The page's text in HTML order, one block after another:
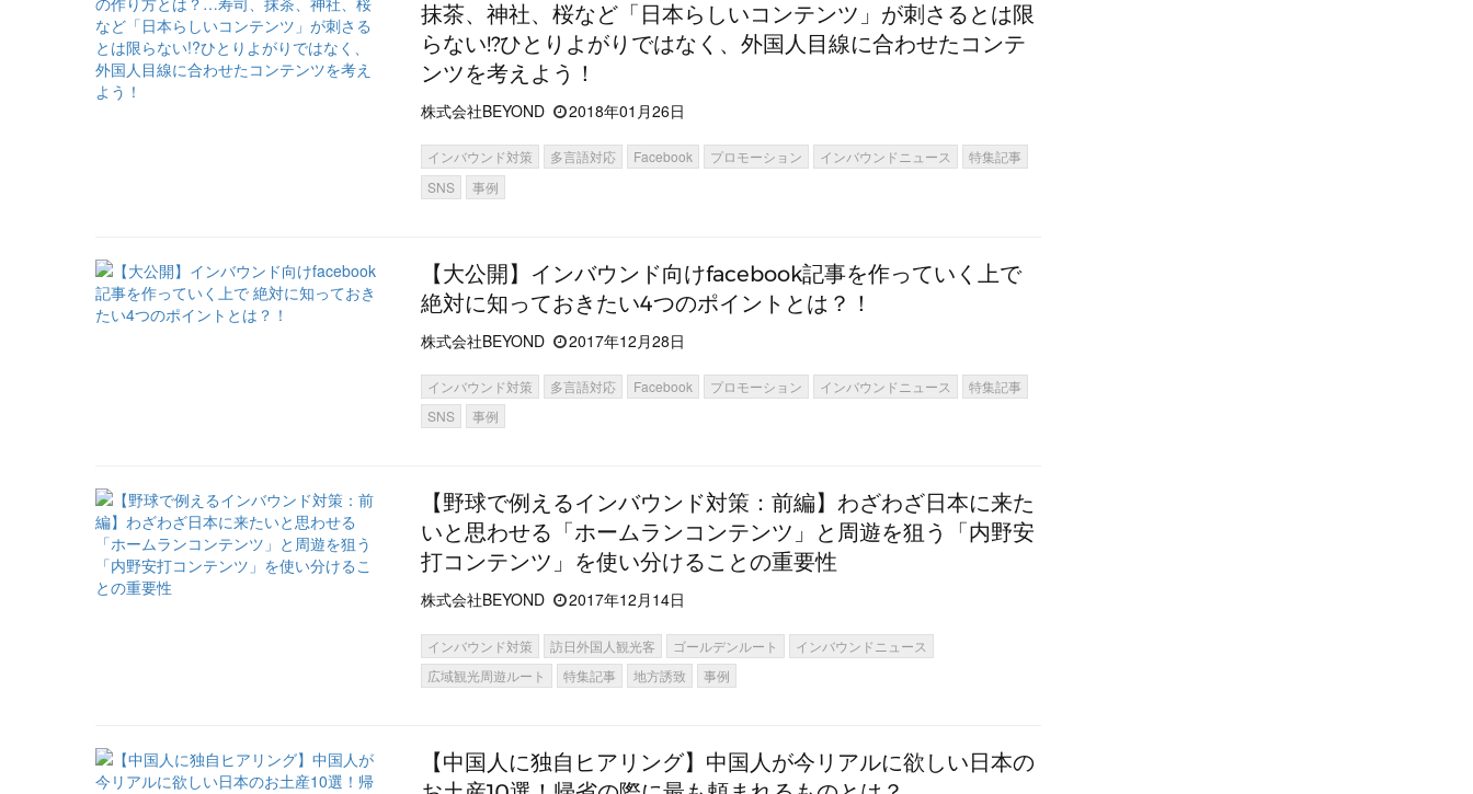
抹茶、神社、桜など「日本らしいコンテンツ」が刺さるとは限
らない!?ひとりよがりではなく、外国人目線に合わせたコンテ
ンツを考えよう！
株式会社BEYOND 2018年01月26日
インバウンド対策 多言語対応 Facebook プロモーション インバウンドニュース
特集記事
SNS
事例
【大公開】インバウンド向けfacebook記事を作っていく上で
絶対に知っておきたい4つのポイントとは？！
株式会社BEYOND 2017年12月28日
インバウンド対策 多言語対応 Facebook プロモーション インバウンドニュース
特集記事
SNS
事例
【野球で例えるインバウンド対策：前編】わざわざ日本に来た
いと思わせる「ホームランコンテンツ」と周遊を狙う「内野安
打コンテンツ」を使い分けることの重要性
株式会社BEYOND 2017年12月14日
インバウンド対策 訪日外国人観光客 ゴールデンルート
インバウンドニュース
広域観光周遊ルート
特集記事 地方誘致 事例
【中国人に独自ヒアリング】中国人が今リアルに欲しい日本の